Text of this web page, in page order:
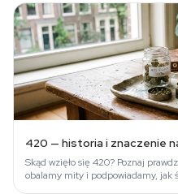
420 — historia i znaczenie
Skąd wzięło się 420? Poznaj
obalamy mity i podpowiadamy, jak